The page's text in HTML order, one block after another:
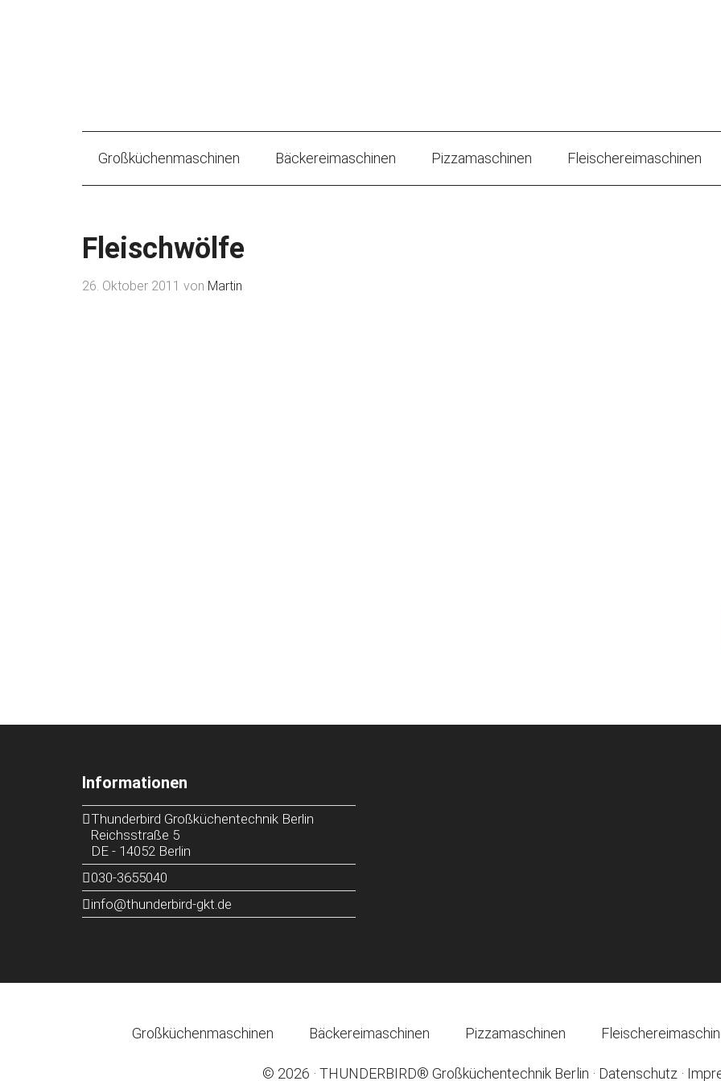
Großküchenmaschinen Bäckereimaschinen Pizzamaschinen Fleischereimaschinen
Fleischwölfe
26. Oktober 2011 von Martin
Informationen
Thunderbird Großküchentechnik Berlin
Reichsstraße 5
DE - 14052 Berlin
030-3655040
info@thunderbird-gkt.de
Großküchenmaschinen Bäckereimaschinen Pizzamaschinen
© 2026 · THUNDERBIRD® Großküchentechnik Berlin · Datenschutz ·